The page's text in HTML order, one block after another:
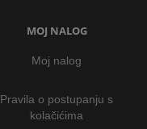
MOJ NALOG
Moj nalog
Pravila o postupanju s
kolačićima